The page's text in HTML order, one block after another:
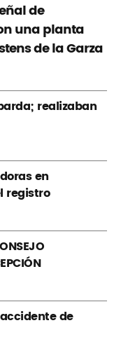
de
una planta
de la Garza
realizaban
en
registro
de